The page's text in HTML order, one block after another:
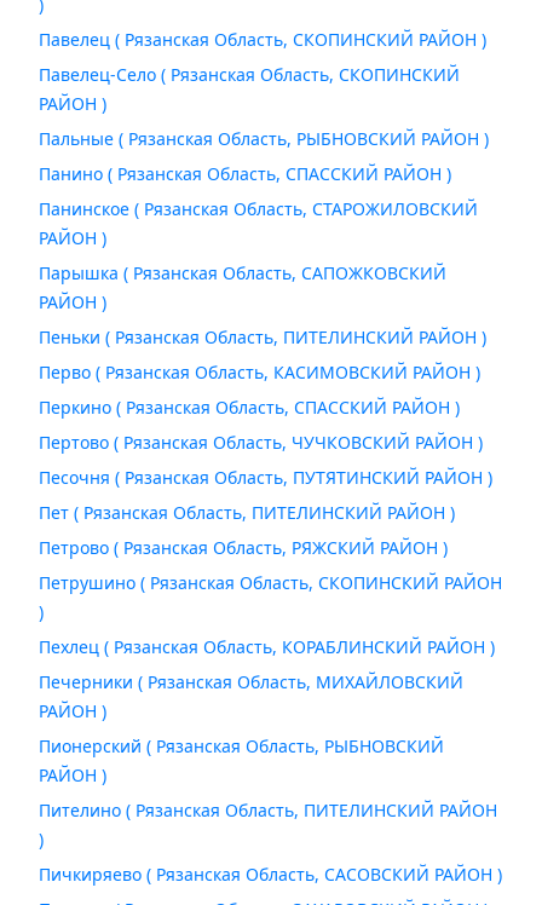
Павелец ( Рязанская Область, СКОПИНСКИЙ РАЙОН )
Павелец-Село ( Рязанская Область, СКОПИНСКИЙ
РАЙОН )
Пальные ( Рязанская Область, РЫБНОВСКИЙ РАЙОН )
Панино ( Рязанская Область, СПАССКИЙ РАЙОН )
Панинское ( Рязанская Область, СТАРОЖИЛОВСКИЙ
РАЙОН )
Парышка ( Рязанская Область, САПОЖКОВСКИЙ
РАЙОН )
Пеньки ( Рязанская Область, ПИТЕЛИНСКИЙ РАЙОН )
Перво ( Рязанская Область, КАСИМОВСКИЙ РАЙОН )
Перкино ( Рязанская Область, СПАССКИЙ РАЙОН )
Пертово ( Рязанская Область, ЧУЧКОВСКИЙ РАЙОН )
Песочня ( Рязанская Область, ПУТЯТИНСКИЙ РАЙОН )
Пет ( Рязанская Область, ПИТЕЛИНСКИЙ РАЙОН )
Петрово ( Рязанская Область, РЯЖСКИЙ РАЙОН )
Петрушино ( Рязанская Область, СКОПИНСКИЙ РАЙОН
)
Пехлец ( Рязанская Область, КОРАБЛИНСКИЙ РАЙОН )
Печерники ( Рязанская Область, МИХАЙЛОВСКИЙ
РАЙОН )
Пионерский ( Рязанская Область, РЫБНОВСКИЙ
РАЙОН )
Пителино ( Рязанская Область, ПИТЕЛИНСКИЙ РАЙОН
)
Пичкиряево ( Рязанская Область, САСОВСКИЙ РАЙОН )